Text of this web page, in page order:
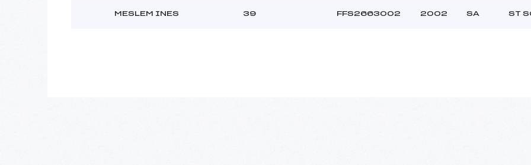
MESLEM INES 39 FFS2663002 2002 SA ST